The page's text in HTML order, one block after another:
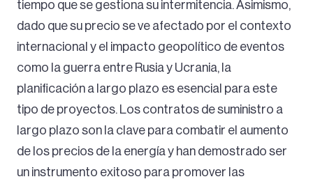
tiempo que se gestiona su intermitencia. Asimismo,
dado que su precio se ve afectado por el contexto
internacional y el impacto geopolítico de eventos
como la guerra entre Rusia y Ucrania, la
planificación a largo plazo es esencial para este
tipo de proyectos. Los contratos de suministro a
largo plazo son la clave para combatir el aumento
de los precios de la energía y han demostrado ser
un instrumento exitoso para promover las